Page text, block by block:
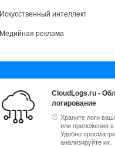
Искусственный интеллект
Медийная реклама
CloudLogs.ru -
логирование
Храните логи
или приложения в
Удобно
анализируйте их.